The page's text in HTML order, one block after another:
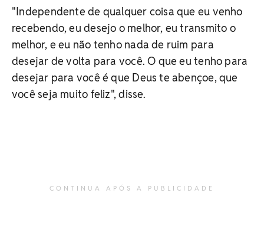
"Independente de qualquer coisa que eu venho
recebendo, eu desejo o melhor, eu transmito o
melhor, e eu não tenho nada de ruim para
desejar de volta para você. O que eu tenho para
desejar para você é que Deus te abençoe, que
você seja muito feliz", disse.
CONTINUA APÓS A PUBLICIDADE